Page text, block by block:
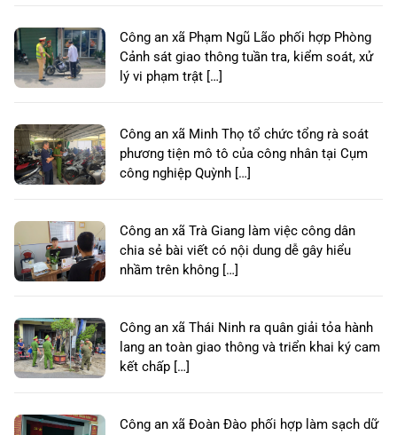
Công an xã Phạm Ngũ Lão phối hợp Phòng
Cảnh sát giao thông tuần tra, kiểm soát, xử
lý vi phạm trật […]
Công an xã Minh Thọ tổ chức tổng rà soát
phương tiện mô tô của công nhân tại Cụm
công nghiệp Quỳnh […]
Công an xã Trà Giang làm việc công dân
chia sẻ bài viết có nội dung dễ gây hiểu
nhầm trên không […]
Công an xã Thái Ninh ra quân giải tỏa hành
lang an toàn giao thông và triển khai ký cam
kết chấp […]
Công an xã Đoàn Đào phối hợp làm sạch dữ